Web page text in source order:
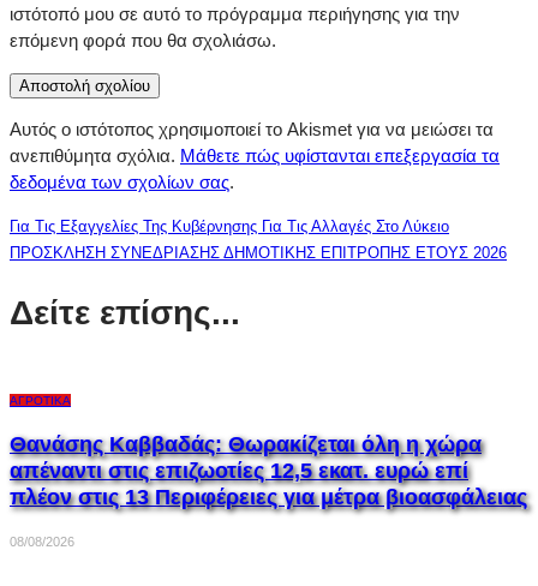
ιστότοπό μου σε αυτό το πρόγραμμα περιήγησης για την
επόμενη φορά που θα σχολιάσω.
Αυτός ο ιστότοπος χρησιμοποιεί το Akismet για να μειώσει τα
ανεπιθύμητα σχόλια. Μάθετε πώς υφίστανται επεξεργασία τα
δεδομένα των σχολίων σας.
Για Τις Εξαγγελίες Της Κυβέρνησης Για Τις Αλλαγές Στο Λύκειο
ΠΡΟΣΚΛΗΣΗ ΣΥΝΕΔΡΙΑΣΗΣ ΔΗΜΟΤΙΚΗΣ ΕΠΙΤΡΟΠΗΣ ΕΤΟΥΣ 2026
Δείτε επίσης...
ΑΓΡΟΤΙΚΆ
Θανάσης Καββαδάς: Θωρακίζεται όλη η χώρα
απέναντι στις επιζωοτίες 12,5 εκατ. ευρώ επί
πλέον στις 13 Περιφέρειες για μέτρα βιοασφάλειας
08/08/2026